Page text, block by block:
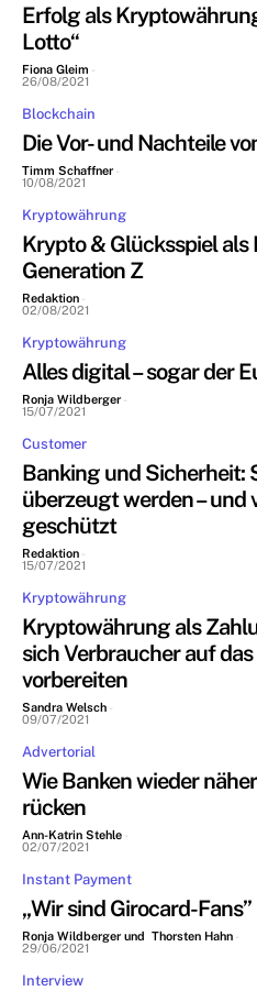
Erfolg als
Lotto“
Fiona Gleim -
26/08/2021
Blockchain
Die Vor- und Nachteile
Timm Schaffner -
10/08/2021
Kryptowährung
Krypto & Glücksspiel als
Generation Z
Redaktion -
02/08/2021
Kryptowährung
Alles digital – sogar der
Ronja Wildberger -
15/07/2021
Customer
Banking und Sicherheit:
überzeugt werden – und
geschützt
Redaktion -
15/07/2021
Kryptowährung
Kryptowährung als
sich Verbraucher auf
vorbereiten
Sandra Welsch -
09/07/2021
Advertorial
Wie Banken wieder
rücken
Ann-Katrin Stehle -
02/07/2021
Instant Payment
„Wir sind Girocard-Fans”
Ronja Wildberger und Thorsten Hahn -
29/06/2021
Interview